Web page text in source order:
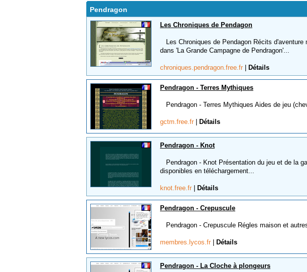
Pendragon
Les Chroniques de Pendagon
Les Chroniques de Pendagon Récits d'aventure
dans 'La Grande Campagne de Pendragon'...
chroniques.pendragon.free.fr Détails
Pendragon - Terres Mythiques
Pendragon - Terres Mythiques Aides de jeu
gctm.free.fr Détails
Pendragon - Knot
Pendragon - Knot Présentation du jeu et de la
disponibles en téléchargement...
knot.free.fr Détails
Pendragon - Crepuscule
Pendragon - Crepuscule Régles maison et
membres.lycos.fr Détails
Pendragon - La Cloche à plongeurs